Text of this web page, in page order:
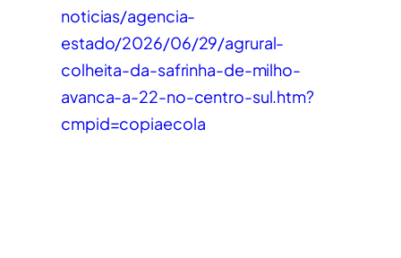
noticias/agencia-
estado/2026/06/29/agrural-
colheita-da-safrinha-de-milho-
avanca-a-22-no-centro-sul.htm?
cmpid=copiaecola